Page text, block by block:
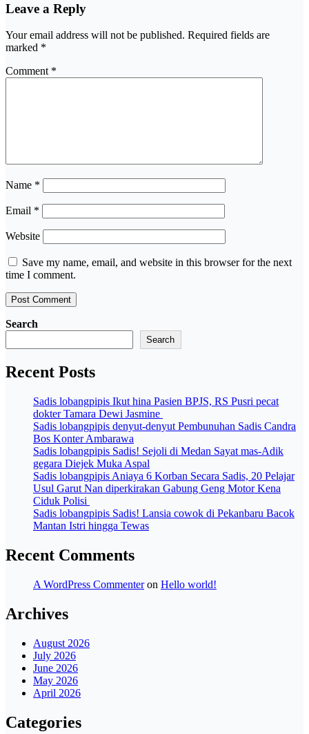
Leave a Reply
Your email address will not be published. Required fields are
marked *
Comment *
Name *
Email *
Website
Save my name, email, and website in this browser for the next
time I comment.
Search
Search
Recent Posts
Sadis lobangpipis Ikut hina Pasien BPJS, RS Pusri pecat
dokter Tamara Dewi Jasmine
Sadis lobangpipis denyut-denyut Pembunuhan Sadis Candra
Bos Konter Ambarawa
Sadis lobangpipis Sadis! Sejoli di Medan Sayat mas-Adik
gegara Diejek Muka Aspal
Sadis lobangpipis Aniaya 6 Korban Secara Sadis, 20 Pelajar
Usul Garut Nan diperkirakan Gabung Geng Motor Kena
Ciduk Polisi
Sadis lobangpipis Sadis! Lansia cowok di Pekanbaru Bacok
Mantan Istri hingga Tewas
Recent Comments
A WordPress Commenteron Hello world!
Archives
August 2026
July 2026
June 2026
May 2026
April 2026
Categories